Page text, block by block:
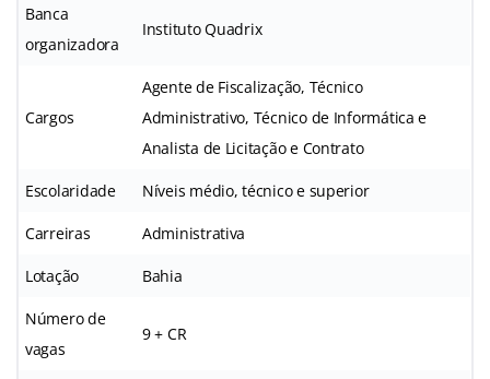
Banca
organizadora
Instituto Quadrix
Cargos
Agente de Fiscalização, Técnico
Administrativo, Técnico de Informática e
Analista de Licitação e Contrato
Escolaridade Níveis médio, técnico e superior
Carreiras Administrativa
Lotação Bahia
Número de
vagas
9 + CR